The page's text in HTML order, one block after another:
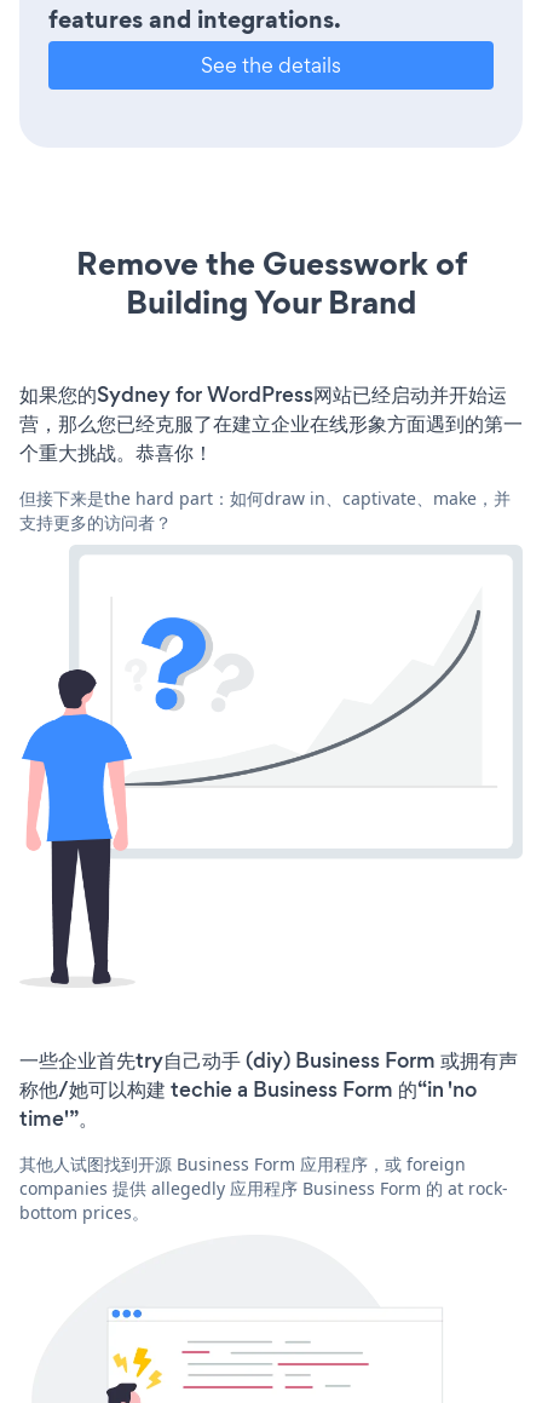
features and integrations.
See the details
Remove the Guesswork of
Building Your Brand
如果您的Sydney for WordPress网站已经启动并开始运
营，那么您已经克服了在建立企业在线形象方面遇到的第一
个重大挑战。恭喜你！
但接下来是the hard part：如何draw in、captivate、make，并
支持更多的访问者？
一些企业首先try自己动手 (diy) Business Form 或拥有声
称他/她可以构建 techie a Business Form 的“in 'no
time'”。
其他人试图找到开源 Business Form 应用程序，或 foreign
companies 提供 allegedly 应用程序 Business Form 的 at rock-
bottom prices。